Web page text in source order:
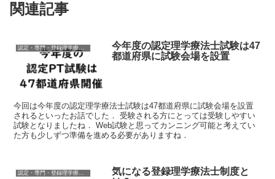
関連記事
認定・専門・登録理学療法士
今年度の認定理学療法士試験は47
都道府県に試験会場を設置
今回は今年度の認定理学療法士試験は47都道府県に試験会場を設置
されるといったお話でした． 受験される方にとっては受験しやすい
試験となりましたね． Web試験と思ってカンニング可能と考えてい
た方も少しずつ準備を進める必要がありますね．
認定・専門・登録理学療法士
気になる登録理学療法士制度と